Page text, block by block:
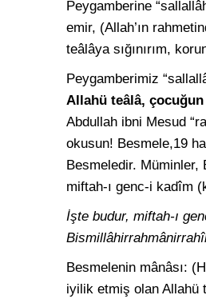
Peygamberine
emir, (Allah’ın
teâlâya sığınırım,
Peygamberimiz
Allahü teâlâ, çocuğun
Abdullah ibni Mesud
okusun! Besmele,19
Besmeledir. Müminler,
miftah-ı genc-i kadîm
İşte budur, miftah-ı
Besmelenin mânâsı:
iyilik etmiş olan Allahü